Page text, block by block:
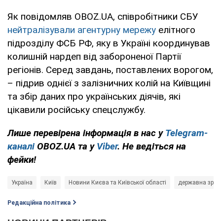
Як повідомляв OBOZ.UA, співробітники СБУ
нейтралізували агентурну мережу елітного
підрозділу ФСБ РФ, яку в Україні координував
колишній нардеп від забороненої Партії
регіонів. Серед завдань, поставлених ворогом,
– підрив однієї з залізничних колій на Київщині
та збір даних про українських діячів, які
цікавили російську спецслужбу.
Лише перевірена інформація в нас у Telegram-
каналі OBOZ.UA та у Viber. Не ведіться на
фейки!
Україна Київ Новини Києва та Київської області державна
Редакційна політика